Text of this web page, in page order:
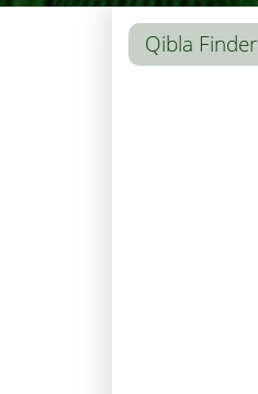
Qibla Finder